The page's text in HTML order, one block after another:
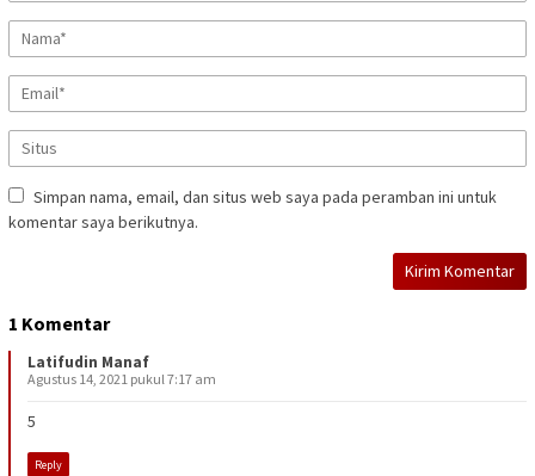
Simpan nama, email, dan situs web saya pada peramban ini untuk
komentar saya berikutnya.
1 Komentar
Latifudin Manaf
Agustus 14, 2021 pukul 7:17 am
5
Reply